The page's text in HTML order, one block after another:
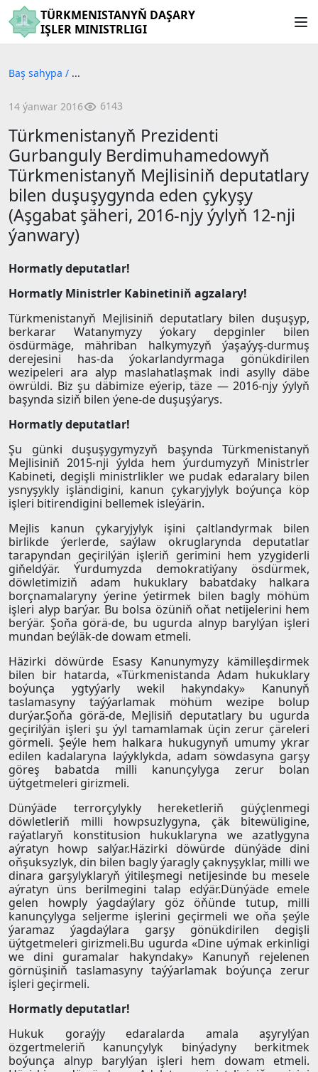
TÜRKMENISTANYŇ DAŞARY
IŞLER MINISTRLIGI
Baş sahypa / ...
14 ýanwar 2016 6143
Türkmenistanyň Prezidenti
Gurbanguly Berdimuhamedowyň
Türkmenistanyň Mejlisiniň deputatlary
bilen duşuşygynda eden çykyşy
(Aşgabat şäheri, 2016-njy ýylyň 12-nji
ýanwary)
Hormatly deputatlar!
Hormatly Ministrler Kabinetiniň agzalary!
Türkmenistanyň Mejlisiniň deputatlary bilen duşuşyp,
berkarar Watanymyzy ýokary depginler bilen
ösdürmäge, mähriban halkymyzyň ýaşaýyş-durmuş
derejesini has-da ýokarlandyrmaga gönükdirilen
wezipeleri ara alyp maslahatlaşmak indi asylly däbe
öwrüldi. Biz şu däbimize eýerip, täze — 2016-njy ýylyň
başynda siziň bilen ýene-de duşuşýarys.
Hormatly deputatlar!
Şu günki duşuşygymyzyň başynda Türkmenistanyň
Mejlisiniň 2015-nji ýylda hem ýurdumyzyň Ministrler
Kabineti, degişli ministrlikler we pudak edaralary bilen
ysnyşykly işländigini, kanun çykaryjylyk boýunça köp
işleri bitirendigini bellemek isleýärin.
Mejlis kanun çykaryjylyk işini çaltlandyrmak bilen
birlikde ýerlerde, saýlaw okruglarynda deputatlar
tarapyndan geçirilýän işleriň gerimini hem yzygiderli
giňeldýär. Ýurdumyzda demokratiýany ösdürmek,
döwletimiziň adam hukuklary babatdaky halkara
borçnamalaryny ýerine ýetirmek bilen bagly möhüm
işleri alyp barýar. Bu bolsa özüniň oňat netijelerini hem
berýär. Şoňa görä-de, bu ugurda alnyp barylýan işleri
mundan beýläk-de dowam etmeli.
Häzirki döwürde Esasy Kanunymyzy kämilleşdirmek
bilen bir hatarda, «Türkmenistanda Adam hukuklary
boýunça ygtyýarly wekil hakyndaky» Kanunyň
taslamasyny taýýarlamak möhüm wezipe bolup
durýar.Şoňa görä-de, Mejlisiň deputatlary bu ugurda
geçirilýän işleri şu ýyl tamamlamak üçin zerur çäreleri
görmeli. Şeýle hem halkara hukugynyň umumy ykrar
edilen kadalaryna laýyklykda, adam söwdasyna garşy
göreş babatda milli kanunçylyga zerur bolan
üýtgetmeleri girizmeli.
Dünýäde terrorçylykly hereketleriň güýçlenmegi
döwletleriň milli howpsuzlygyna, çäk bitewüligine,
raýatlaryň konstitusion hukuklaryna we azatlygyna
aýratyn howp salýar.Häzirki döwürde dünýäde dini
oňşuksyzlyk, din bilen bagly ýaragly çaknyşyklar, milli we
dinara garşylyklaryň ýitileşmegi netijesinde bu mesele
aýratyn üns berilmegini talap edýär.Dünýäde emele
gelen howply ýagdaýlary göz öňünde tutup, milli
kanunçylyga seljerme işlerini geçirmeli we oňa şeýle
ýaramaz ýagdaýlara garşy gönükdirilen degişli
üýtgetmeleri girizmeli.Bu ugurda «Dine uýmak erkinligi
we dini guramalar hakyndaky» Kanunyň rejelenen
görnüşiniň taslamasyny taýýarlamak boýunça zerur
işleri geçirmeli.
Hormatly deputatlar!
Hukuk goraýjy edaralarda amala aşyrylýan
özgertmeleriň kanunçylyk binýadyny berkitmek
boýunça alnyp barylýan işleri hem dowam etmeli.